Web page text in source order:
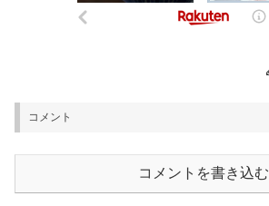
コメント
コメントを書き込む